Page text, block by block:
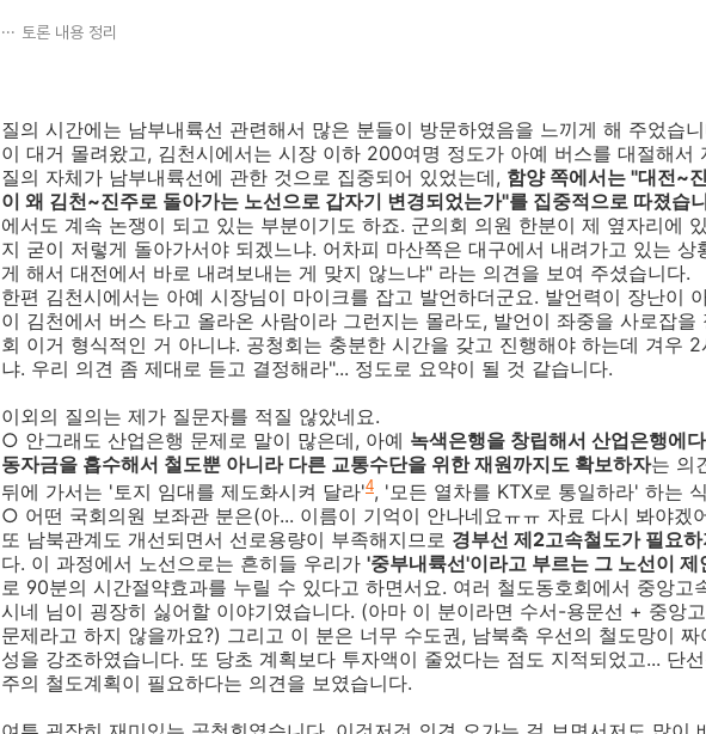
토론 내용 정리
질의 시간에는 남부내륙선 관련해서 많은 분들이 방문하였음을 느끼게 해 주었습
이 대거 몰려왔고, 김천시에서는 시장 이하 200여명 정도가 아예 버스를 대절해서
질의 자체가 남부내륙선에 관한 것으로 집중되어 있었는데, 함양 쪽에서는 "대전~
이 왜 김천~진주로 돌아가는 노선으로 갑자기 변경되었는가"를 집중적으로 따졌습
에서도 계속 논쟁이 되고 있는 부분이기도 하죠. 군의회 의원 한분이 제 옆자리에
지 굳이 저렇게 돌아가서야 되겠느냐. 어차피 마산쪽은 대구에서 내려가고 있는
게 해서 대전에서 바로 내려보내는 게 맞지 않느냐" 라는 의견을 보여 주셨습니다.
한편 김천시에서는 아예 시장님이 마이크를 잡고 발언하더군요. 발언력이 장난이
이 김천에서 버스 타고 올라온 사람이라 그런지는 몰라도, 발언이 좌중을 사로잡을
회 이거 형식적인 거 아니냐. 공청회는 충분한 시간을 갖고 진행해야 하는데 겨우
냐. 우리 의견 좀 제대로 듣고 결정해라"... 정도로 요약이 될 것 같습니다.
이외의 질의는 제가 질문자를 적질 않았네요.
○ 안그래도 산업은행 문제로 말이 많은데, 아예 녹색은행을 창립해서 산업은행에
동자금을 흡수해서 철도뿐 아니라 다른 교통수단을 위한 재원까지도 확보하자는 의
뒤에 가서는 '토지 임대를 제도화시켜 달라'4, '모든 열차를 KTX로 통일하라' 하는
○ 어떤 국회의원 보좌관 분은(아... 이름이 기억이 안나네요ㅠㅠ 자료 다시 봐야겠
또 남북관계도 개선되면서 선로용량이 부족해지므로 경부선 제2고속철도가 필요
다. 이 과정에서 노선으로는 흔히들 우리가 '중부내륙선'이라고 부르는 그 노선이
로 90분의 시간절약효과를 누릴 수 있다고 하면서요. 여러 철도동호회에서 중앙고
시네 님이 굉장히 싫어할 이야기였습니다. (아마 이 분이라면 수서-용문선 + 중앙
문제라고 하지 않을까요?) 그리고 이 분은 너무 수도권, 남북축 우선의 철도망이
성을 강조하였습니다. 또 당초 계획보다 투자액이 줄었다는 점도 지적되었고... 단
주의 철도계획이 필요하다는 의견을 보였습니다.